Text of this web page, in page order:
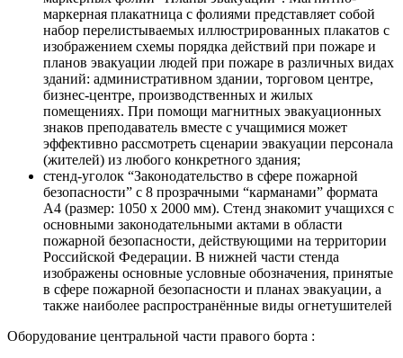
маркерная плакатница с фолиями представляет собой
набор перелистываемых иллюстрированных плакатов с
изображением схемы порядка действий при пожаре и
планов эвакуации людей при пожаре в различных видах
зданий: административном здании, торговом центре,
бизнес-центре, производственных и жилых
помещениях. При помощи магнитных эвакуационных
знаков преподаватель вместе с учащимися может
эффективно рассмотреть сценарии эвакуации персонала
(жителей) из любого конкретного здания;
стенд-уголок “Законодательство в сфере пожарной
безопасности” с 8 прозрачными “карманами” формата
А4 (размер: 1050 х 2000 мм). Стенд знакомит учащихся с
основными законодательными актами в области
пожарной безопасности, действующими на территории
Российской Федерации. В нижней части стенда
изображены основные условные обозначения, принятые
в сфере пожарной безопасности и планах эвакуации, а
также наиболее распространённые виды огнетушителей
Оборудование центральной части правого борта :